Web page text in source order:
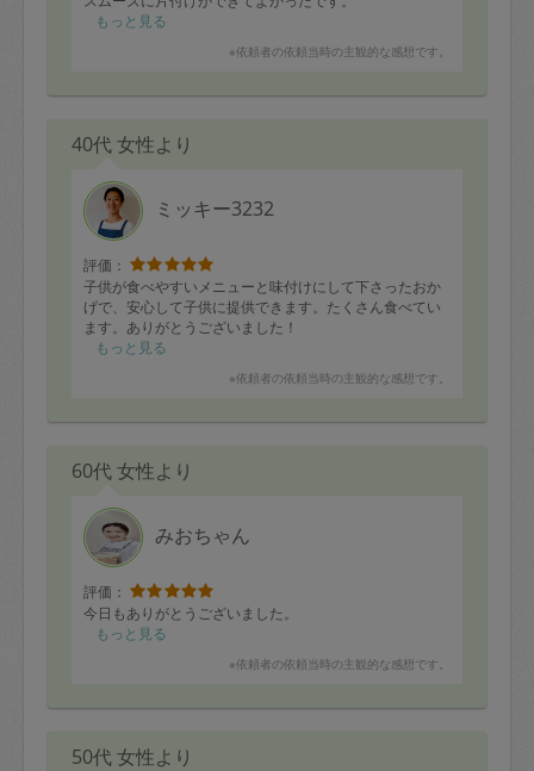
もっと見る
※依頼者の依頼当時の主観的な感想です。
40代 女性より
ミッキー3232
評価：
子供が食べやすいメニューと味付けにして下さったおか
げで、安心して子供に提供できます。たくさん食べてい
ます。ありがとうございました！
もっと見る
※依頼者の依頼当時の主観的な感想です。
60代 女性より
みおちゃん
評価：
今日もありがとうございました。
もっと見る
※依頼者の依頼当時の主観的な感想です。
50代 女性より